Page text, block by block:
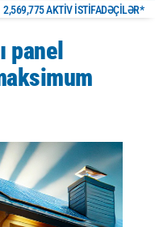
2,569,775 AKTIV ISTIFADƏÇILƏR*
panel